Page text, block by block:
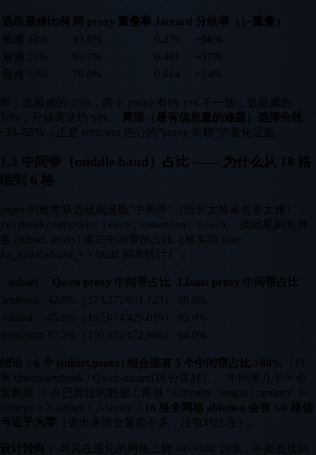
选取最难比例 两 proxy 重叠率 Jaccard 分歧率（1−重叠）
最难 10%
43.6% 0.279
~56%
最难 25%
63.1% 0.461
~37%
最难 50%
76.0% 0.614 ~24%
即：选最难的 25%，两个 proxy 有约 37% 不一致；选最难的
10%，分歧高达约
56%
尾部（最有信息量的难题）选择分歧
~35–55%
，正是 reviewer 担心的"proxy 依赖"的量化证据。
1.3 中间带（middle-band）占比 —— 为什么从 18 格
缩到 6 格
paper 的难度筛选规则是取"中间带"（既非太简单也非太难）：
textbook/natural: 1<s<9 ， nemotron: 2<s<9 。 按此规则实测
各 (subset, proxy) 落在中间带的占比（核实自 state
A2_middleband_* + build 脚本统计）：
Qwen proxy 中间带占比
Llama proxy 中间带占比
42.0%（273,572/651,123）
80.6%
45.9%（197,074/429,019）
85.0%
87.3%（150,872/172,868） 94.0%
结论：6 个 (subset,proxy) 组合里有 5 个中间带占比 >80%
（只
有 Qwen-textbook / Qwen-natural 区分度好）。 中间带几乎 = 全
量数据 ⇒ 在已筛过的数据上再做 "difficulty / length / random" 3-
strategy × 3-subset × 2-family =
18 格全网格 ablation 会有 5/6 格信
号近乎为零
（选出来跟全量差不多，没有对比度）。
与其在退化的网格上烧 18×~16h 训练，不如直接回